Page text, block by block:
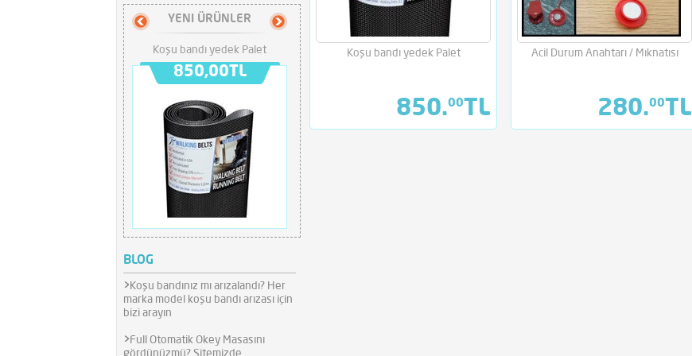
YENI ÜRÜNLER
Koşu bandı yedek Palet
850,00TL
Acil Durum Anahtarı / Mıknatısı KOŞU BANDI TAMİR
BLOG
> Koşu bandınız mı arızalandı? Her
marka model koşu bandı arızası için
bizi arayın
> Full Otomatik Okey Masasını
gördünüzmü? Sitemizde
Koşu bandı yedek Palet
850.00TL
Acil Durum Anahtarı / Mıknatısı
280.00TL